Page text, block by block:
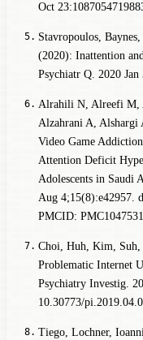
Oct
Stavropoulos,
(2020): Inattention
Psychiatr Q. 2020
Alrahili N, Alreefi M,
Alzahrani A, Alshargi
Video Game
Attention Deficit
Adolescents in Saudi
Aug 4;15(8):e42957.
PMCID:
Choi, Huh, Kim, Suh,
Problematic Internet
Psychiatry Investig.
10.30773/
Tiego, Lochner,